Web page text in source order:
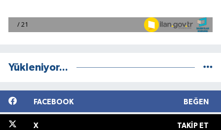
Yükleniyor...
FACEBOOK BEĞEN
X TAKIP ET